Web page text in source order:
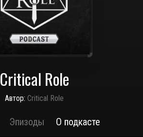
Critical Role
Автор: Critical Role
Эпизоды О подкасте